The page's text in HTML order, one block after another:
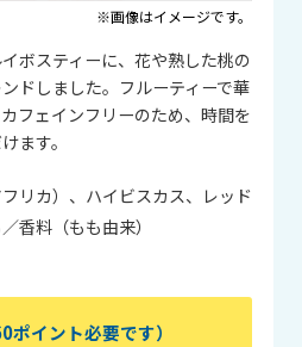
※画像はイメージです。
ボスティーに、花や熟した桃の
ドしました。フルーティーで華
フェインフリーのため、時間を
ます。
リカ）、ハイビスカス、レッド
香料（もも由来）
ポイント必要です）